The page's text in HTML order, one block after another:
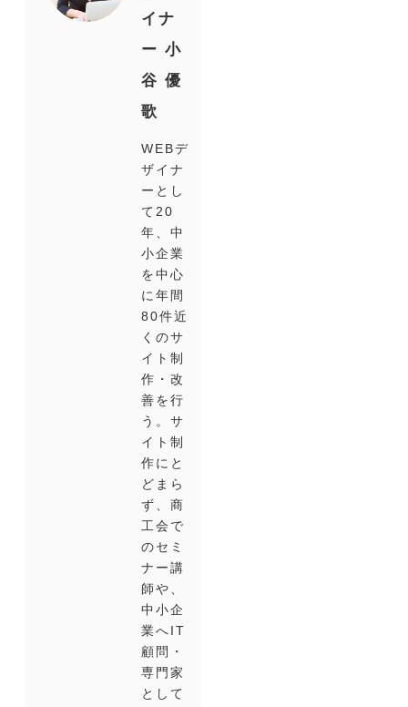
イナ
ー 小
谷 優
歌
WEBデ
ザイナ
ーとし
て20
年、中
小企業
を中心
に年間
80件近
くのサ
イト制
作・改
善を行
う。サ
イト制
作にと
どまら
ず、商
工会で
のセミ
ナー講
師や、
中小企
業へIT
顧問・
専門家
として